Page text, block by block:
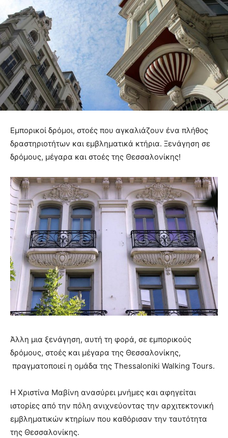
Εμπορικοί δρόμοι, στοές που αγκαλιάζουν ένα πλήθος
δραστηριοτήτων και εμβληματικά κτήρια. Ξενάγηση σε
δρόμους, μέγαρα και στοές της Θεσσαλονίκης!
Άλλη μια ξενάγηση, αυτή τη φορά, σε εμπορικούς
δρόμους, στοές και μέγαρα της Θεσσαλονίκης,
πραγματοποιεί η ομάδα της Thessaloniki Walking Tours.
Η Χριστίνα Μαβίνη ανασύρει μνήμες και αφηγείται
ιστορίες από την πόλη ανιχνεύοντας την αρχιτεκτονική
εμβληματικών κτηρίων που καθόρισαν την ταυτότητα
της Θεσσαλονίκης.